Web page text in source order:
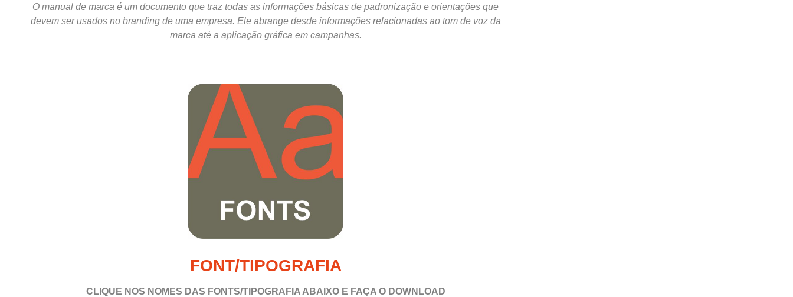
O manual de marca é um documento que traz todas as informações básicas de padronização e orientações que
devem ser usados no branding de uma empresa. Ele abrange desde informações relacionadas ao tom de voz da
marca até a aplicação gráfica em campanhas.
FONT/TIPOGRAFIA
CLIQUE NOS NOMES DAS FONTS/TIPOGRAFIAABAIXO E FAÇA O DOWNLOAD